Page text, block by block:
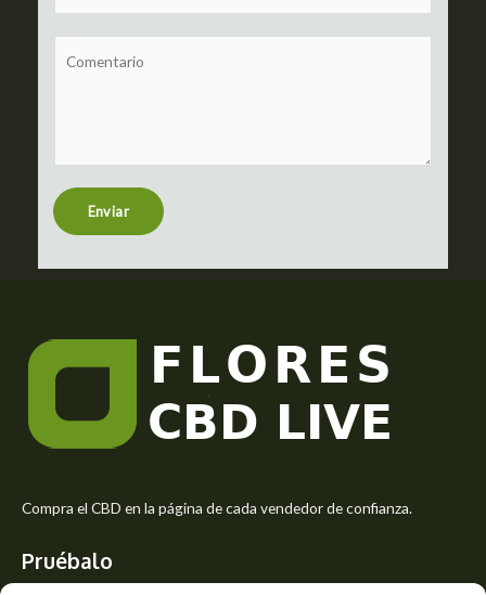
u
b
t
r
s
e
Enviar
Compra el CBD en la página de cada vendedor de confianza.
Pruébalo